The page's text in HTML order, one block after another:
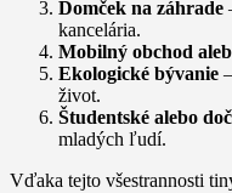
Domček na záhrade
kancelária.
Mobilný obchod
Ekologické bývanie
život.
Študentské alebo
mladých ľudí.
Vďaka tejto všestrannosti